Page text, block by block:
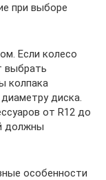
при выборе
Если колесо
выбрать
колпака
диска.
от R12 до
должны
особенности